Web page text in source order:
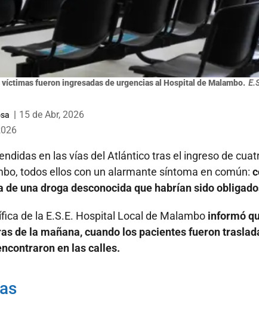
víctimas fueron ingresadas de urgencias al Hospital de Malambo.
| 15 de Abr, 2026
en las vías del Atlántico tras el ingreso de
todos ellos con un alarmante síntoma en común:
de una droga desconocida que habrían sido
de la E.S.E. Hospital Local de Malambo informó
de la mañana, cuando los pacientes fueron
en las calles.